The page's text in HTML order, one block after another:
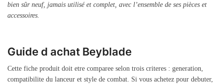
bien sûr neuf, jamais utilisé et complet, avec l’ensemble de ses pièces et
accessoires.
Guide d achat Beyblade
Cette fiche produit doit etre comparee selon trois criteres : generation,
compatibilite du lanceur et style de combat. Si vous achetez pour debuter,